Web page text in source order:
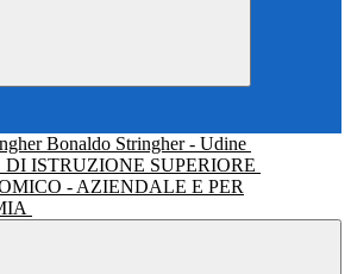
Bonaldo Stringher - Udine
ISTRUZIONE SUPERIORE
- AZIENDALE E PER